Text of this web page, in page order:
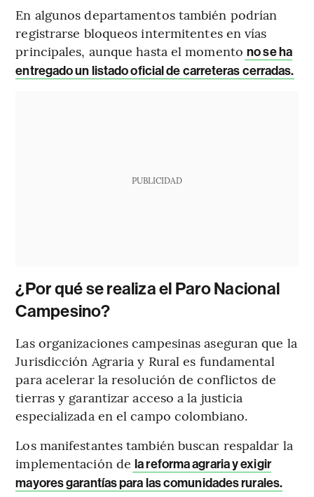
En algunos departamentos también podrían
registrarse bloqueos intermitentes en vías
principales, aunque hasta el momento no se ha
entregado un listado oficial de carreteras cerradas.
PUBLICIDAD
¿Por qué se realiza el Paro Nacional
Campesino?
Las organizaciones campesinas aseguran que la
Jurisdicción Agraria y Rural es fundamental
para acelerar la resolución de conflictos de
tierras y garantizar acceso a la justicia
especializada en el campo colombiano.
Los manifestantes también buscan respaldar la
implementación de la reforma agraria y exigir
mayores garantías para las comunidades rurales.